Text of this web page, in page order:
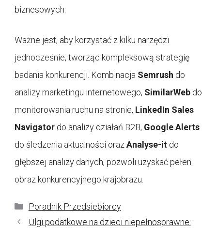
biznesowych.
Ważne jest, aby korzystać z kilku narzędzi
jednocześnie, tworząc kompleksową strategię
badania konkurencji. Kombinacja Semrush do
analizy marketingu internetowego, SimilarWeb do
monitorowania ruchu na stronie, LinkedIn Sales
Navigator do analizy działań B2B, Google Alerts
do śledzenia aktualności orazAnalyse-it do
głębszej analizy danych, pozwoli uzyskać pełen
obraz konkurencyjnego krajobrazu.
Kategorie
Poradnik Przedsiebiorcy
Ulgi podatkowe na dzieci niepełnosprawne: